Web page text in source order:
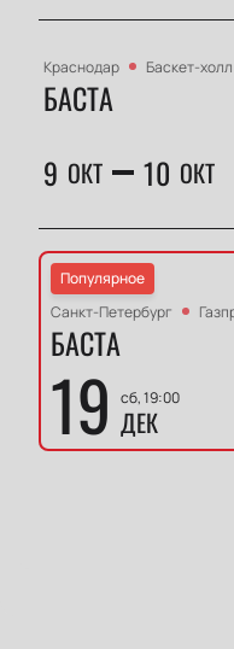
Краснодар Баскет-
БАСТА
9 ОКТ 10 ОКТ
Популярное
Санкт-Петербург
БАСТА
19 сб, 19:00
ДЕК